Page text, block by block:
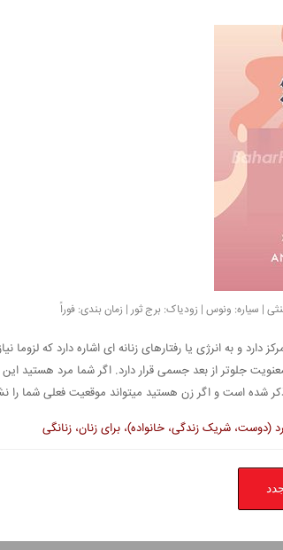
و به انرژی یا رفتارهای زنانه ای اشاره دارد که لزوما
جلوتر از بعد جسمی قرار دارد. اگر شما مرد هستید
شده است و اگر زن هستید میتواند موقعیت فعلی شما را
شریک زندگی، خانواده)، برای زنان، زنانگی